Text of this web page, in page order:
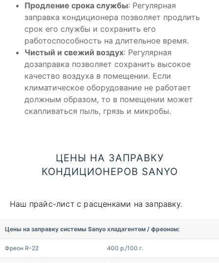
Продление срока службы: Регулярная
заправка кондиционера позволяет продлить
срок его службы и сохранить его
работоспособность на длительное время.
Чистый и свежий воздух: Регулярная
дозаправка позволяет сохранить высокое
качество воздуха в помещении. Если
климатическое оборудование не работает
должным образом, то в помещении может
скапливаться пыль, грязь и микробы.
ЦЕНЫ НА ЗАПРАВКУ
КОНДИЦИОНЕРОВ SANYO
Наш прайс-лист с расценками на заправку.
Цены на заправку системы Sanyo хладагентом / фреоном:
Фреон R-22 400 р./100 г.